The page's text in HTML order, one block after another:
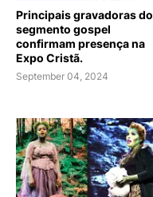
Principais gravadoras do
segmento gospel
confirmam presença na
Expo Cristã.
September 04, 2024